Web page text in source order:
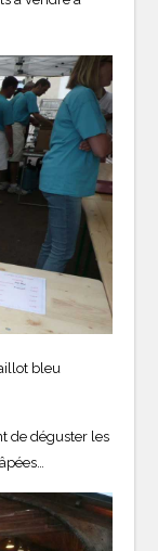
bleu
de déguster les